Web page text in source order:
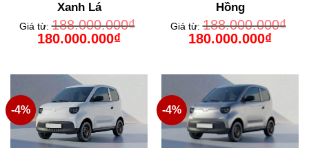
Xanh Lá
Giá từ:188.000.000₫
Giá
gốc
180.000.000₫Giá
hiện
Hồng
Giá từ:188.000.000₫
Giá
gốc
180.000.000₫Giá
hiện
-4% -4%